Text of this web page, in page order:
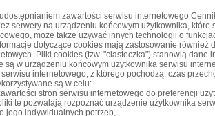
zawartości serwisu internetowego
serwery na urządzeniu końcowym użytkownika,
może także używać innych technologii o
dotyczące cookies mają zastosowanie
Pliki cookies (tzw. "ciasteczka") stanowią dane
są w urządzeniu końcowym użytkownika serwisu
internetowego, z którego pochodzą, czas
są w celu:
stron serwisu internetowego do preferencji
te pozwalają rozpoznać urządzenie użytkownika
jego indywidualnych potrzeb,